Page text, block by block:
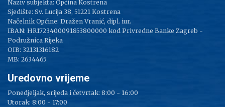
Naziv subjekta: Općina Kostrena
Sjedište: Sv. Lucija 38, 51221 Kostrena
Načelnik Općine: Dražen Vranić, dipl. iur.
IBAN: HR1723400091853800000 kod Privredne Banke Zagreb -
Podružnica Rijeka
OIB: 32131316182
MB: 2634465
Uredovno vrijeme
Ponedjeljak, srijeda i četvrtak: 8:00 - 16:00
Utorak: 8:00 - 17:00